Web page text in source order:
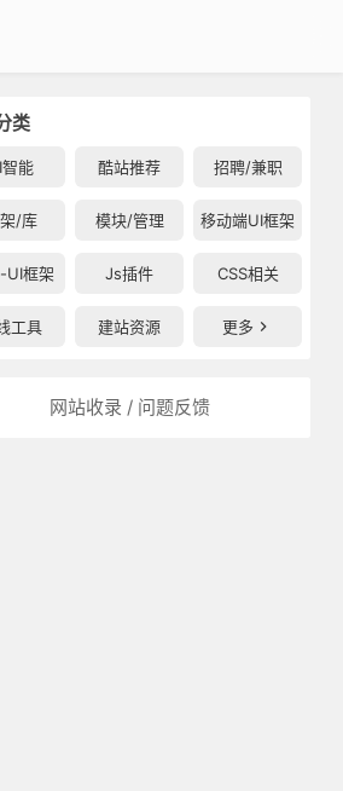
类
能 酷站推荐 招聘/兼职
/库 模块/管理 移动端UI框架
UI框架 Js插件 CSS相关
工具 建站资源 更多
网站收录 / 问题反馈